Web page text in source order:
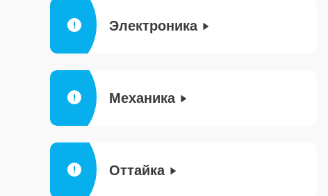
Электроника
Механика
Оттайка